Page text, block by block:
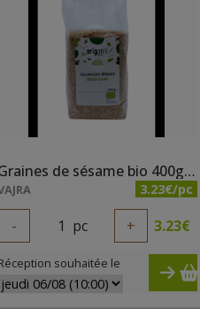
Graines de sésame bio 400g Origami
3.23€/pc
- 1 pc + 3.23€
souhaitée le